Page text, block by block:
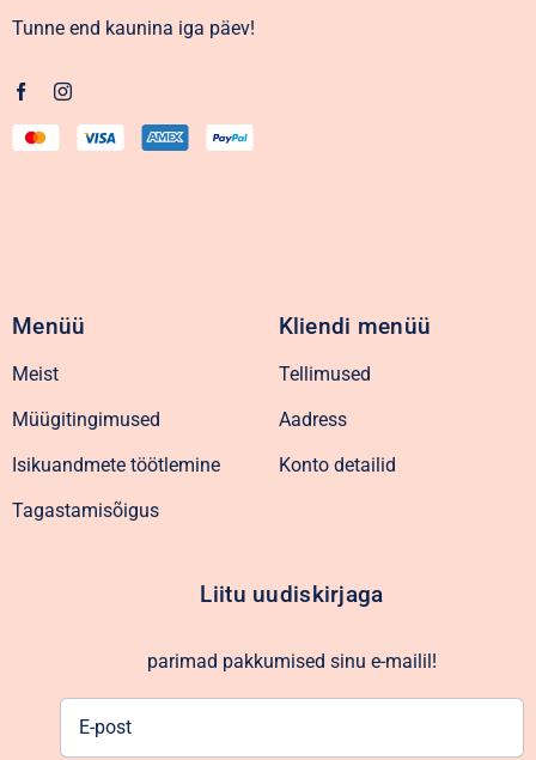
Tunne end kaunina iga päev!
Menüü
Meist
Müügitingimused
Isikuandmete töötlemine
Tagastamisõigus
Kliendi menüü
Tellimused
Aadress
Konto detailid
Liitu uudiskirjaga
parimad pakkumised sinu e-mailil!